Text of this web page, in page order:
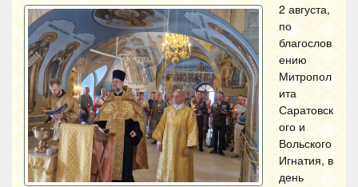
2 августа,
по
благослов
ению
Митропол
ита
Саратовск
ого и
Вольского
Игнатия, в
день